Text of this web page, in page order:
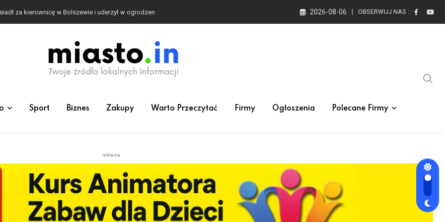
za kierownicę w Bolszewie i uderzył w ogrodzenie 2026-08-06 OBSERWUJ NAS :
Sport Biznes Zakupy Warto Przeczytać Firmy Ogłoszenia Polecane Firmy
reklama